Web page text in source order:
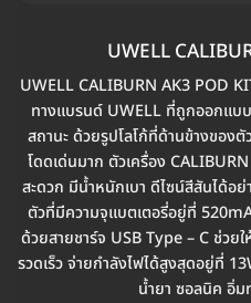
UWELL
UWELL CALIBURN AK3 POD
ทางแบรนด์ UWELL ที่ถูกออกแบ
สถานะ ด้วยรูปโลโก้ที่ด้านข้างของ
โดดเด่นมาก ตัวเครื่อง
สะดวก มีน้ำหนักเบา ดีไซน์สีสันได้อ
ตัวที่มีความจุแบตเตอรี่อยู่ที่
ด้วยสายชาร์จ USB Type – C ช่วย
รวดเร็ว จ่ายกำลังไฟได้สูงสุดอยู่ที่
น้ำยา ซอลนิค อิ่